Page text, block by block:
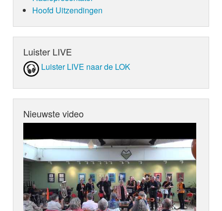
Hoofd Uitzendingen
Luister LIVE
Luister LIVE naar de LOK
Nieuwste video